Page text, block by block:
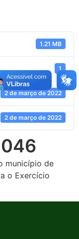
1.21 MB
1
2 de março de 2022
2 de março de 2022
município de
o Exercício